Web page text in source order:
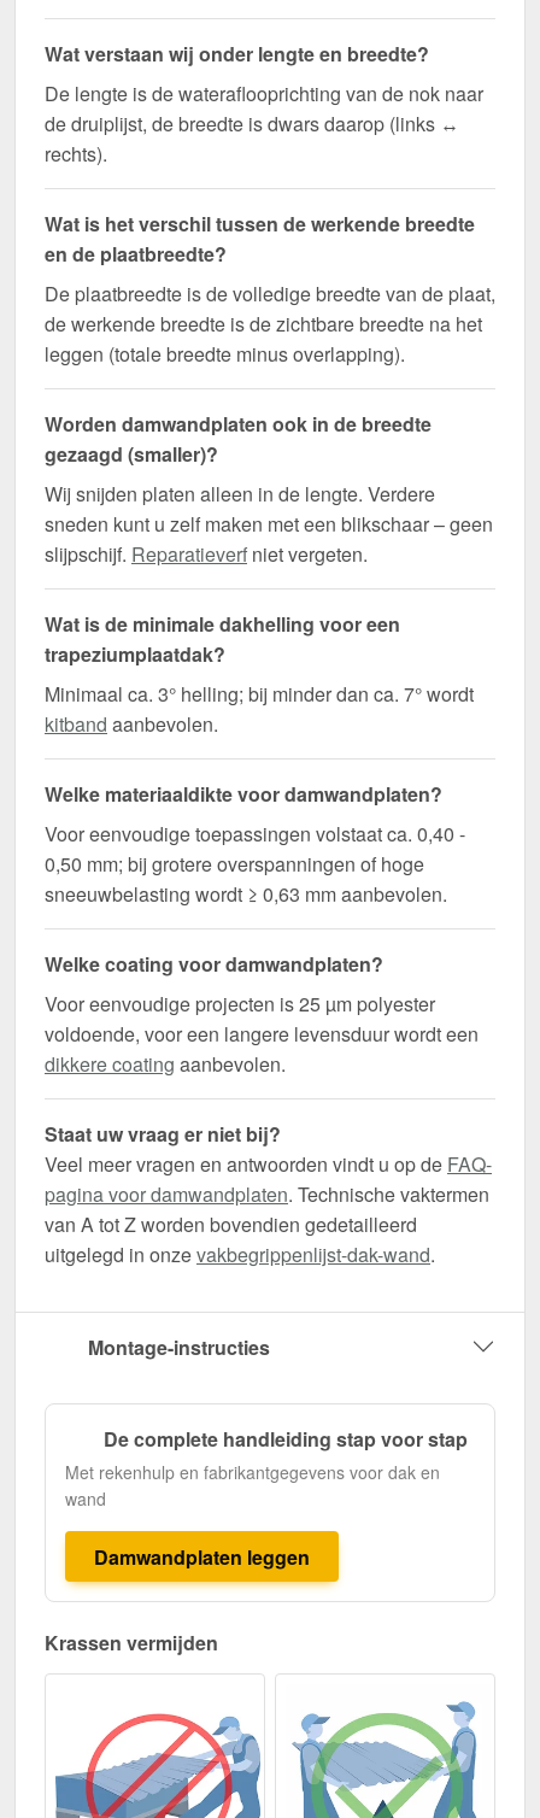
Wat verstaan wij onder lengte en breedte?
De lengte is de wateraflooprichting van de nok naar
de druiplijst, de breedte is dwars daarop (links ↔
rechts).
Wat is het verschil tussen de werkende breedte
en de plaatbreedte?
De plaatbreedte is de volledige breedte van de plaat,
de werkende breedte is de zichtbare breedte na het
leggen (totale breedte minus overlapping).
Worden damwandplaten ook in de breedte
gezaagd (smaller)?
Wij snijden platen alleen in de lengte. Verdere
sneden kunt u zelf maken met een blikschaar – geen
slijpschijf. Reparatieverf niet vergeten.
Wat is de minimale dakhelling voor een
trapeziumplaatdak?
Minimaal ca. 3° helling; bij minder dan ca. 7° wordt
kitband aanbevolen.
Welke materiaaldikte voor damwandplaten?
Voor eenvoudige toepassingen volstaat ca. 0,40 -
0,50 mm; bij grotere overspanningen of hoge
sneeuwbelasting wordt ≥ 0,63 mm aanbevolen.
Welke coating voor damwandplaten?
Voor eenvoudige projecten is 25 µm polyester
voldoende, voor een langere levensduur wordt een
dikkere coating aanbevolen.
Staat uw vraag er niet bij?
Veel meer vragen en antwoorden vindt u op de FAQ-
pagina voor damwandplaten. Technische vaktermen
van A tot Z worden bovendien gedetailleerd
uitgelegd in onzevakbegrippenlijst-dak-wand.
Montage-instructies
De complete handleiding stap voor stap
Met rekenhulp en fabrikantgegevens voor dak en
wand
Damwandplaten leggen
Krassen vermijden